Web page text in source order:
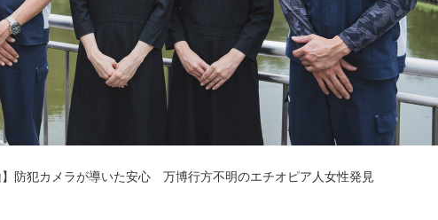
】防犯カメラが導いた安心 万博行方不明のエチオピア人女性発見